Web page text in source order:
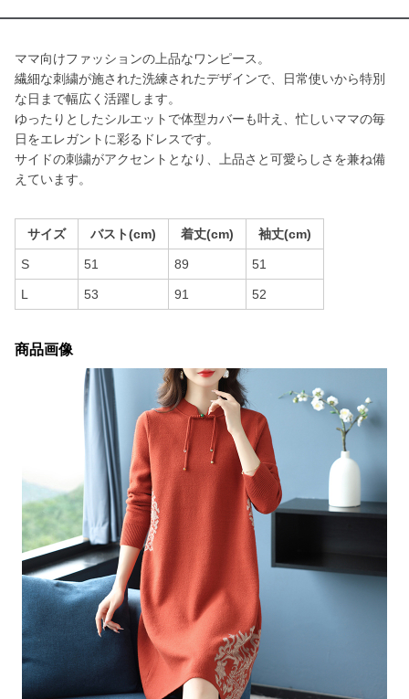
ママ向けファッションの上品なワンピース。
繊細な刺繍が施された洗練されたデザインで、日常使いから特別
な日まで幅広く活躍します。
ゆったりとしたシルエットで体型カバーも叶え、忙しいママの毎
日をエレガントに彩るドレスです。
サイドの刺繍がアクセントとなり、上品さと可愛らしさを兼ね備
えています。
サイズ バスト(cm) 着丈(cm) 袖丈(cm)
S 51 89 51
L 53 91 52
商品画像